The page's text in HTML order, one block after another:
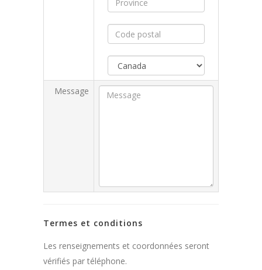
Message
Termes et conditions
Les renseignements et coordonnées seront
vérifiés par téléphone.